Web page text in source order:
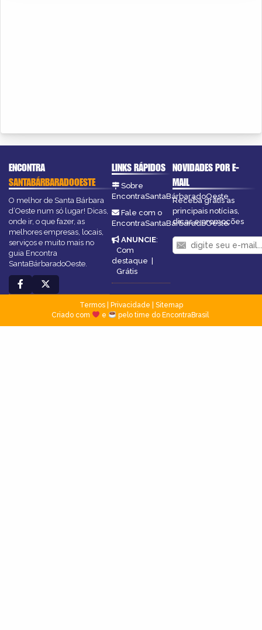
ENCONTRA
SANTABÁRBARADOOESTE
O melhor de Santa Bárbara
d’Oeste num só lugar! Dicas,
onde ir, o que fazer, as
melhores empresas, locais,
serviços e muito mais no
guia Encontra
SantaBárbaradoOeste.
LINKS RÁPIDOS
Sobre
EncontraSantaBárbaradoOeste
Fale com o
EncontraSantaBárbaradoOeste
ANUNCIE:
Com
destaque |
Grátis
NOVIDADES POR E-
MAIL
Receba grátis as
principais notícias,
dicas e promoções
Termos| Privacidade
Sitemap
Criado com
e pelo time do EncontraBrasil